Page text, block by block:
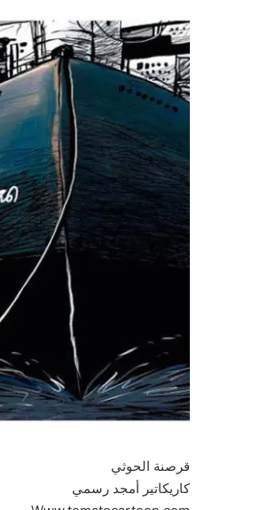
قرصنة الحوثي
كاريكاتير أمجد رسمي